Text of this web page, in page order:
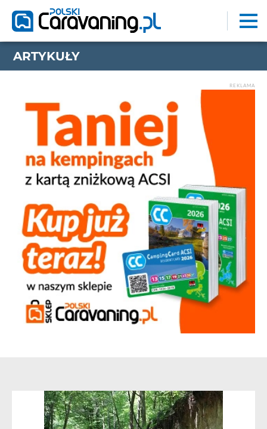
ARTYKUŁY
REKLAMA